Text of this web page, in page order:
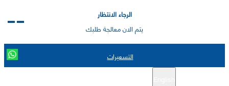
الرجاء الانتظار
يتم الان معالجة طلبك
التسعيرات